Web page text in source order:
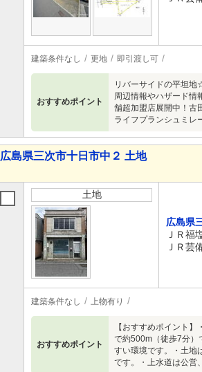
建築条件なし 更地 即引渡し可
おすすめポイント
リバーサイドの平坦
周辺情報やハザード
舗超加盟店展開中！古
ライフプランシュミレ
広島県三次市十日市中２ 土地
土地
広島県
ＪＲ福
ＪＲ芸
建築条件なし 上物有り
おすすめポイント
【おすすめポイント
で約500m（徒歩7分）
すい環境です。・土地
です。・上水道は公営